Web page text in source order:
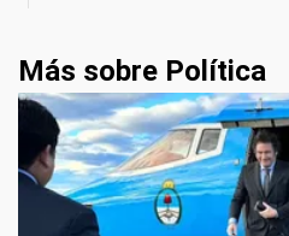
Más sobre Política